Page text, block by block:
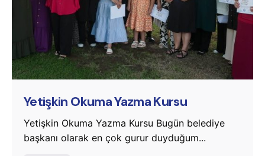
Posted by
murat.sozuak
Yetişkin Okuma Yazma Kursu
Yetişkin Okuma Yazma Kursu Bugün belediye
başkanı olarak en çok gurur duyduğum...